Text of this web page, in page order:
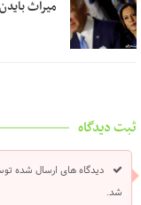
میراث بایدن
ثبت دیدگاه
دیدگاه های ارسال شده
شد.